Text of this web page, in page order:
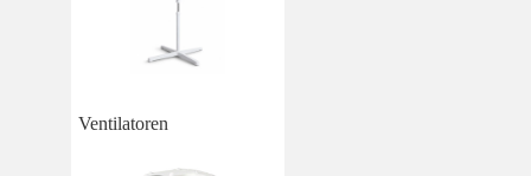
Ventilatoren